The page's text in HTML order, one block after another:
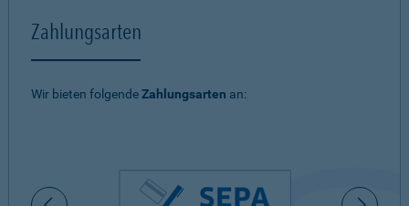
Zahlungsarten
Wir bieten folgendeZahlungsarten an: